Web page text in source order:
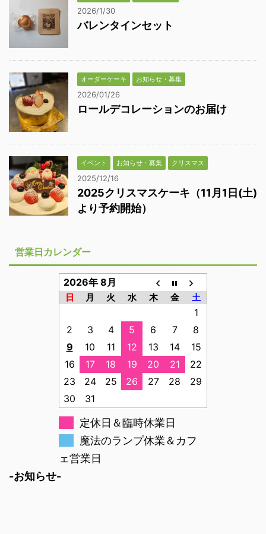
2026/1/30
バレンタインセット
オーダーケーキ お知らせ・募集
2026/01/26
ロールデコレーションのお届け
イベント お知らせ・募集 クリスマス
2025/12/16
2025クリスマスケーキ（11月1日(土)
より予約開始）
営業日カレンダー
2026年 8月
日 月 火 水 木 金 土
1
2
3 4 5 6 7
8
9
10 11 12 13 14
15
16
17 18 19 20 21
22
23
24 25 26 27 28
29
30
31
定休日＆臨時休業日
魔法のランプ休業＆カフ
ェ営業日
-お知らせ-